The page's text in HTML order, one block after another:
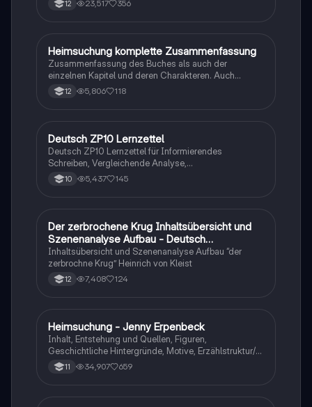
12 23,517 356
Deutsch
Heimsuchung komplette Zusammenfassung
Zusammenfassung des Buches als auch der
einzelnen Kapitel und deren Charakteren. Auch
tabellarisch. Im Unterricht ohne KI erstellt
12 5,806 118
Deutsch
Deutsch ZP10 Lernzettel
Deutsch ZP10 Lernzettel für Informierendes
Schreiben, Vergleichende Analyse,
Sachtexte/Roman/Gedicht..
10 5,437 145
Deutsch
Der zerbrochene Krug Inhaltsübersicht und
Szenenanalyse Aufbau - Deutsch
Q1/Q2/Abitur
Inhaltsübersicht und Szenenanalyse Aufbau “der
zerbrochne Krug” Heinrich von Kleist
12 7,408 124
Deutsch
Heimsuchung - Jenny Erpenbeck
Inhalt, Entstehung und Quellen, Figuren,
Geschichtliche Hintergründe, Motive, Erzählstruktur/-
stil 11 34,907 659